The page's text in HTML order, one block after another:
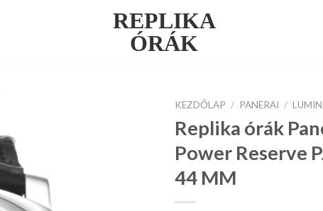
REPLIKA
ÓRÁK
KEZDŐLAP / PANERAI /
Replika órák
Power Reserve
44 MM